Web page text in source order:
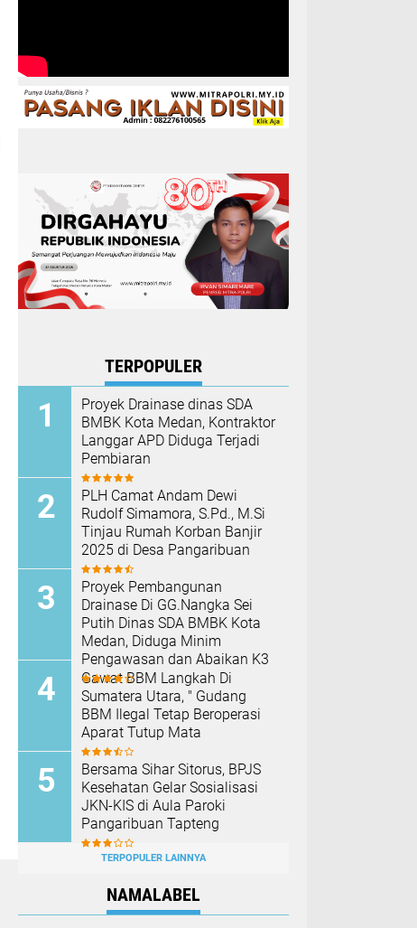
TERPOPULER
Proyek Drainase dinas SDA
BMBK Kota Medan, Kontraktor
Langgar APD Diduga Terjadi
Pembiaran
PLH Camat Andam Dewi
Rudolf Simamora, S.Pd., M.Si
Tinjau Rumah Korban Banjir
2025 di Desa Pangaribuan
Proyek Pembangunan
Drainase Di GG.Nangka Sei
Putih Dinas SDA BMBK Kota
Medan, Diduga Minim
Pengawasan dan Abaikan K3
Gawat BBM Langkah Di
Sumatera Utara, " Gudang
BBM Ilegal Tetap Beroperasi
Aparat Tutup Mata
Bersama Sihar Sitorus, BPJS
Kesehatan Gelar Sosialisasi
JKN-KIS di Aula Paroki
Pangaribuan Tapteng
TERPOPULER LAINNYA
NAMALABEL